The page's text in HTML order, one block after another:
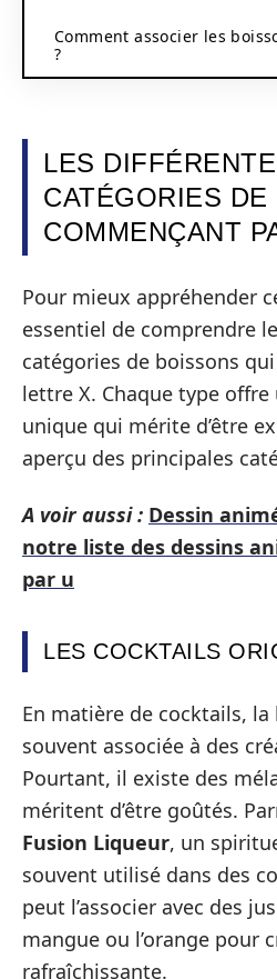
Comment associer les
?
LES
CATÉGORIES
COMMENÇANT
Pour mieux appréhender
essentiel de comprendre
catégories de boissons
lettre X. Chaque type offre
unique qui mérite d’être
aperçu des principales
A voir aussi : Dessin
notre liste des dessins
par u
LES COCKTAILS
En matière de cocktails, la
souvent associée à des
Pourtant, il existe des
méritent d’être goûtés.
Fusion Liqueur, un
souvent utilisé dans des
peut l’associer avec des
mangue ou l’orange pour
rafraîchissante.